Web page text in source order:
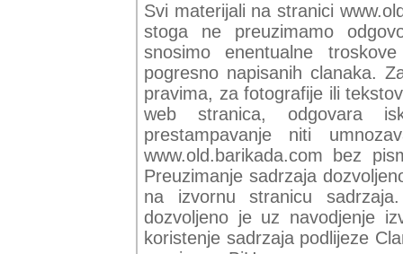
Svi materijali na stranici
stoga ne preuzimamo
snosimo enentualne
pogresno napisanih clanaka.
pravima, za fotografije ili
web stranica, odgovara
prestampavanje niti
www.old.barikada.com bez
Preuzimanje sadrzaja
na izvornu stranicu
dozvoljeno je uz navodjenje
koristenje sadrzaja podlijeze